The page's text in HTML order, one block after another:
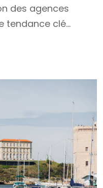
des agences
tendance clé...